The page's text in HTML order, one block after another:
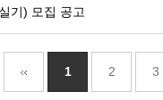
기) 모집 공고
1 2 3